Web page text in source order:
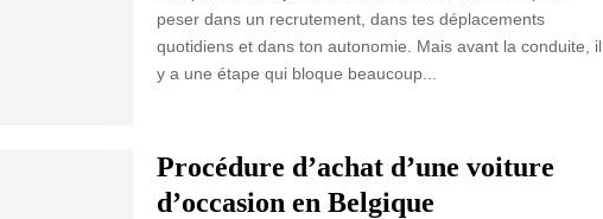
peser dans un recrutement, dans tes déplacements
quotidiens et dans ton autonomie. Mais avant la conduite, il
y a une étape qui bloque beaucoup...
Procédure d’achat d’une voiture
d’occasion en Belgique